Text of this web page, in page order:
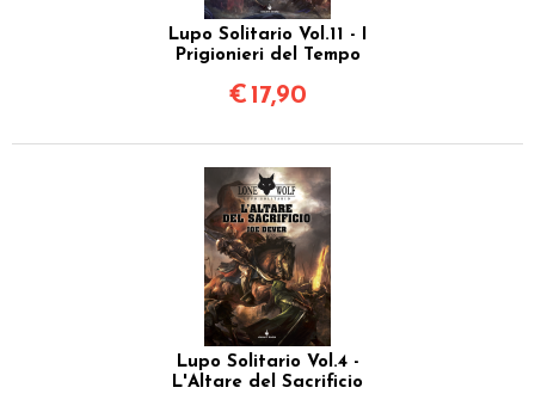
Lupo Solitario Vol.11 - I
Prigionieri del Tempo
€ 17,90
Lupo Solitario Vol.4 -
L'Altare del Sacrificio